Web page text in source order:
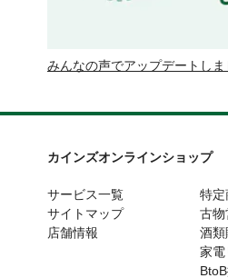
みんなの声でアップデートしま
カインズオンラインショップ
サービス一覧
サイトマップ
店舗情報
特定
古物
酒類
家電